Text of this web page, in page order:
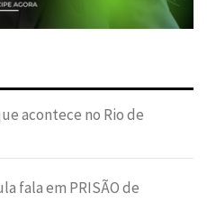
acontece no Rio de
fala em PRISÃO de